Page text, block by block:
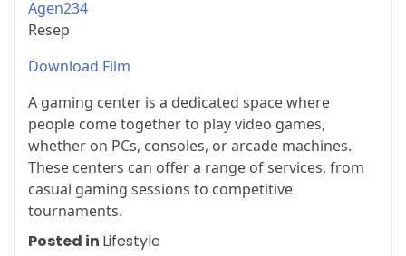
Agen234
Resep
Download Film
A gaming center is a dedicated space where
people come together to play video games,
whether on PCs, consoles, or arcade machines.
These centers can offer a range of services, from
casual gaming sessions to competitive
tournaments.
Posted in Lifestyle